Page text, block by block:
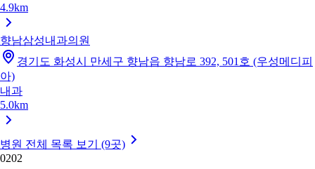
4.9km
향남삼성내과의원
경기도 화성시 만세구 향남읍 향남로 392, 501호 (우성메디피
아)
내과
5.0km
병원 전체 목록 보기 (9곳)
0202